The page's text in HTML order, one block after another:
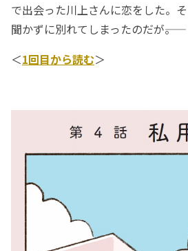
で出会った川上さんに恋をした。
聞かずに別れてしまったのだが――。
＜1回目から読む＞